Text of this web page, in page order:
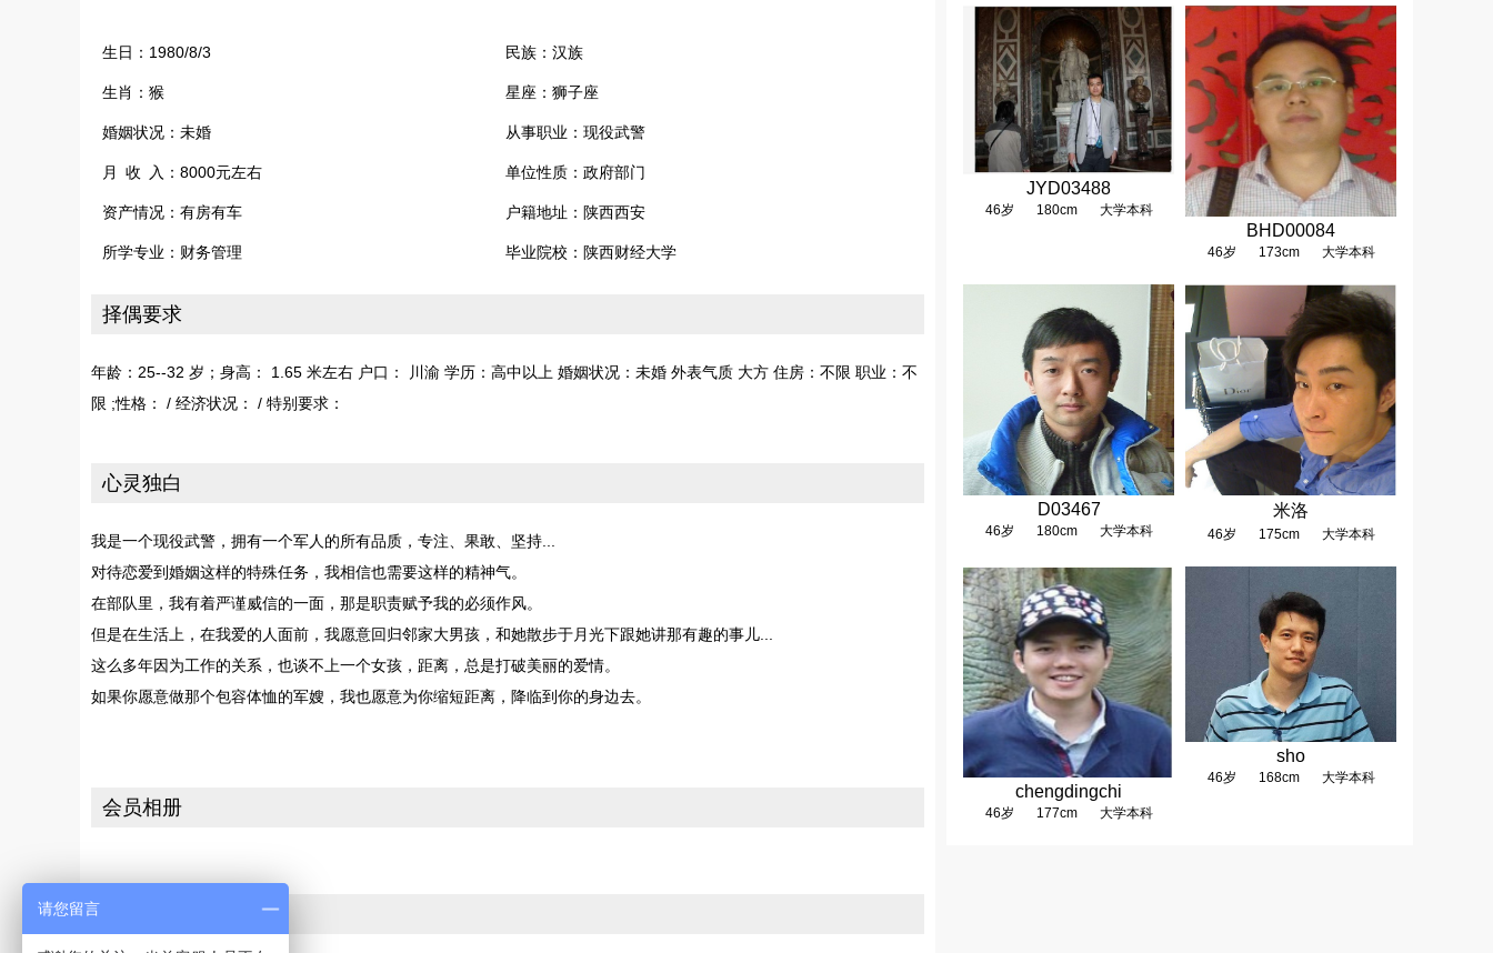
生日：1980/8/3 民族：汉族
生肖：猴 星座：狮子座
婚姻状况：未婚 从事职业：现役武警
月 收 入：8000元左右 单位性质：政府部门
资产情况：有房有车 户籍地址：陕西西安
所学专业：财务管理 毕业院校：陕西财经大学
择偶要求
年龄：25--32 岁；身高： 1.65 米左右 户口： 川渝 学历：高中以上 婚姻状况：未婚 外表气质 大方 住房：不限 职业：不
限 ;性格： / 经济状况： / 特别要求：
心灵独白
我是一个现役武警，拥有一个军人的所有品质，专注、果敢、坚持...
对待恋爱到婚姻这样的特殊任务，我相信也需要这样的精神气。
在部队里，我有着严谨威信的一面，那是职责赋予我的必须作风。
但是在生活上，在我爱的人面前，我愿意回归邻家大男孩，和她散步于月光下跟她讲那有趣的事儿...
这么多年因为工作的关系，也谈不上一个女孩，距离，总是打破美丽的爱情。
如果你愿意做那个包容体恤的军嫂，我也愿意为你缩短距离，降临到你的身边去。
会员相册
JYD03488
46岁 180cm 大学本科
BHD00084
46岁 173cm 大学本科
D03467
46岁 180cm 大学本科
米洛
46岁 175cm 大学本科
chengdingchi
46岁 177cm 大学本科
sho
46岁 168cm 大学本科
请您留言